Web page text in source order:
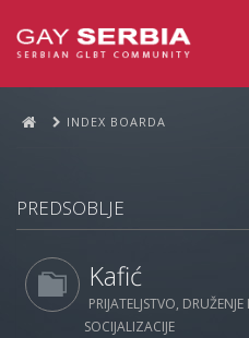
INDEX BOARDA
PREDSOBLJE
Kafić
PRIJATELJSTVO,
SOCIJALIZACIJE